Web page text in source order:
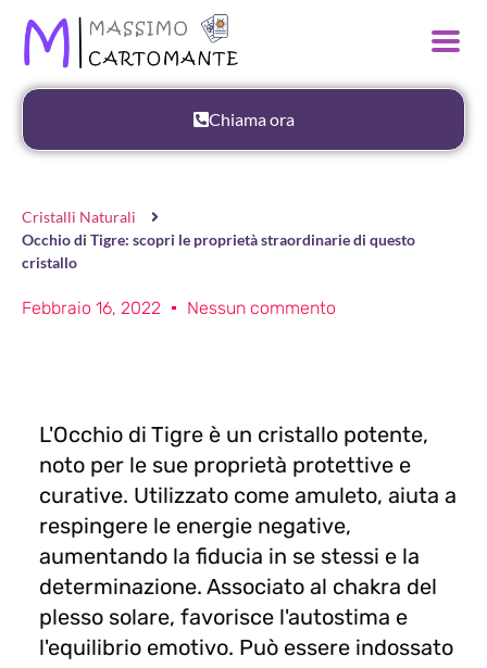
Chiama ora
Cristalli Naturali
Occhio di Tigre: scopri le proprietà straordinarie di questo
cristallo
Febbraio 16, 2022 Nessun commento
L'Occhio di Tigre è un cristallo potente,
noto per le sue proprietà protettive e
curative. Utilizzato come amuleto, aiuta a
respingere le energie negative,
aumentando la fiducia in se stessi e la
determinazione. Associato al chakra del
plesso solare, favorisce l'autostima e
l'equilibrio emotivo. Può essere indossato